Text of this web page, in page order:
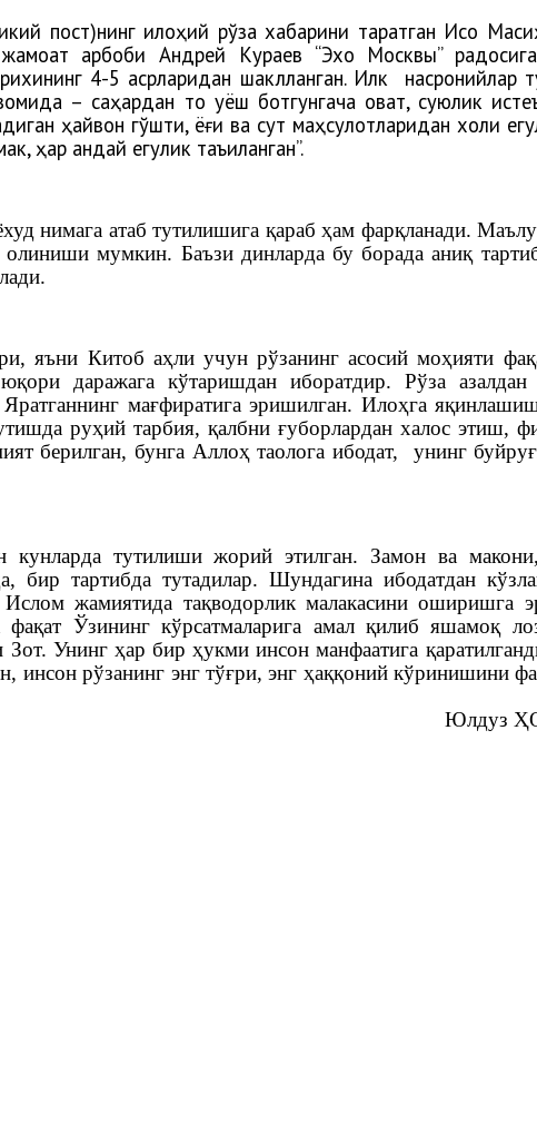
пост)нинг илоҳий рўза хабарини тарқатган Исо
арбоби Андрей Кураев “Эхо Москвы”
4-5 асрларидан шаклланган. Илк насронийлар
– саҳардан то қуёш ботгунгача овқат, суюқлик
ҳайвон гўшти, ёғи ва сут маҳсулотларидан холи
қандай егулик таъқиқланган”.
нимага атаб тутилишига қараб ҳам фарқланади.
мумкин. Баъзи динларда бу борада аниқ
яъни Китоб аҳли учун рўзанинг асосий моҳияти
даражага кўтаришдан иборатдир. Рўза азалдан
мағфиратига эришилган. Илоҳга
руҳий тарбия, қалбни ғуборлардан халос этиш,
берилган, бунга Аллоҳ таолога ибодат, унинг
тутилиши жорий этилган. Замон ва
тартибда тутадилар. Шундагина ибодатдан
жамиятида тақводорлик малакасини оширишга
Ўзининг кўрсатмаларига амал қилиб яшамоқ
Унинг ҳар бир ҳукми инсон манфаатига
инсон рўзанинг энг тўғри, энг ҳаққоний кўринишини
Юлдуз